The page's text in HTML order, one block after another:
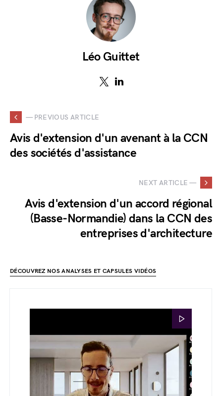
Léo Guittet
— PREVIOUS ARTICLE
Avis d'extension d'un avenant à la CCN
des sociétés d'assistance
NEXT ARTICLE —
Avis d'extension d'un accord régional
(Basse-Normandie) dans la CCN des
entreprises d'architecture
DÉCOUVREZ NOS ANALYSES ET CAPSULES VIDÉOS